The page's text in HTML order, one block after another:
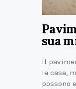
sua
Il
la casa,
possono